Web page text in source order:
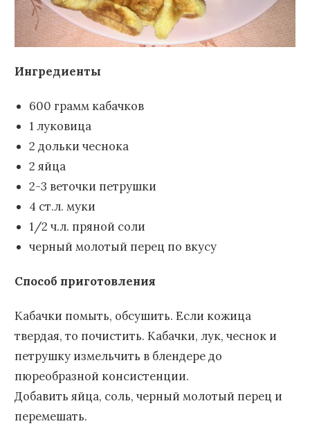
Ингредиенты
600 грамм кабачков
1 луковица
2 дольки чеснока
2 яйца
2-3 веточки петрушки
4 ст.л. муки
1/2 ч.л. пряной соли
черный молотый перец по вкусу
Способ приготовления
Кабачки помыть, обсушить. Если кожица
твердая, то почистить. Кабачки, лук, чеснок и
петрушку измельчить в блендере до
пюреобразной консистенции.
Добавить яйца, соль, черный молотый перец и
перемешать.